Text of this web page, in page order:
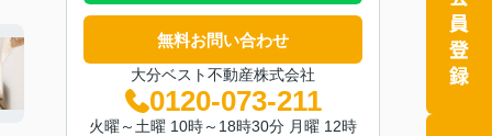
無料お問い合わせ
大分ベスト不動産株式会社
0120-073-211
火曜～土曜 10時～18時30分 月曜 12時